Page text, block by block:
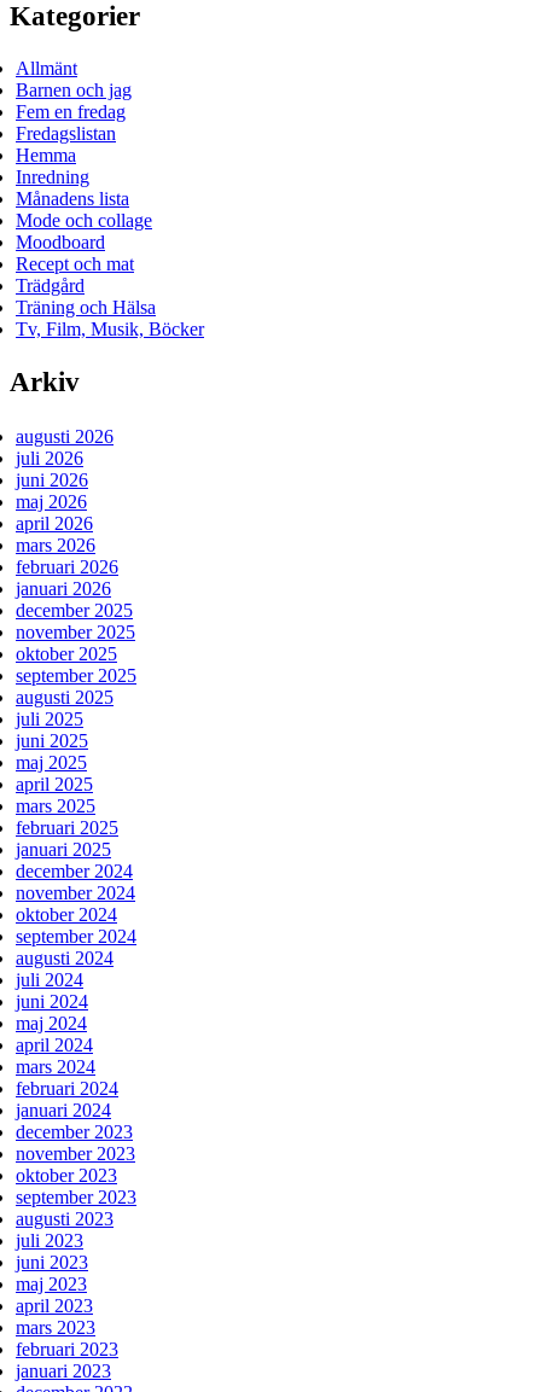
Kategorier
Allmänt
Barnen och jag
Fem en fredag
Fredagslistan
Hemma
Inredning
Månadens lista
Mode och collage
Moodboard
Recept och mat
Trädgård
Träning och Hälsa
Tv, Film, Musik, Böcker
Arkiv
augusti 2026
juli 2026
juni 2026
maj 2026
april 2026
mars 2026
februari 2026
januari 2026
december 2025
november 2025
oktober 2025
september 2025
augusti 2025
juli 2025
juni 2025
maj 2025
april 2025
mars 2025
februari 2025
januari 2025
december 2024
november 2024
oktober 2024
september 2024
augusti 2024
juli 2024
juni 2024
maj 2024
april 2024
mars 2024
februari 2024
januari 2024
december 2023
november 2023
oktober 2023
september 2023
augusti 2023
juli 2023
juni 2023
maj 2023
april 2023
mars 2023
februari 2023
januari 2023